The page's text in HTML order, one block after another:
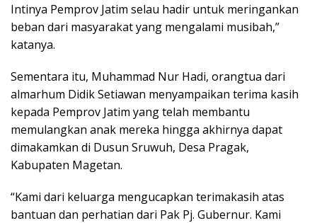
Intinya Pemprov Jatim selau hadir untuk meringankan
beban dari masyarakat yang mengalami musibah,”
katanya.
Sementara itu, Muhammad Nur Hadi, orangtua dari
almarhum Didik Setiawan menyampaikan terima kasih
kepada Pemprov Jatim yang telah membantu
memulangkan anak mereka hingga akhirnya dapat
dimakamkan di Dusun Sruwuh, Desa Pragak,
Kabupaten Magetan.
“Kami dari keluarga mengucapkan terimakasih atas
bantuan dan perhatian dari Pak Pj. Gubernur. Kami